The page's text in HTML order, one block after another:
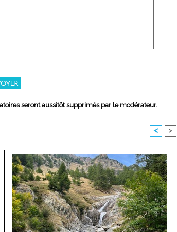
seront aussitôt supprimés par le modérateur.
< >